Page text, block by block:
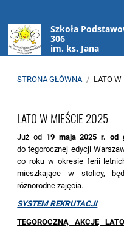
Szkoła
306
im. ks. Jana
Twardowskiego
STRONA GŁÓWNA / LATO W
mieście
LATO W MIEŚCIE 2025
Już od 19 maja 2025 r. od
do tegorocznej edycji
co roku w okresie ferii
mieszkające w stolicy,
różnorodne zajęcia.
SYSTEM REKRUTACJI
TEGOROCZNĄ AKCJĘ